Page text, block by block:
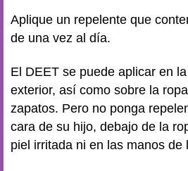
Aplique un repelente que
de una vez al día.
El DEET se puede aplicar en
exterior, así como sobre la
zapatos. Pero no ponga
cara de su hijo, debajo de la
piel irritada ni en las manos de